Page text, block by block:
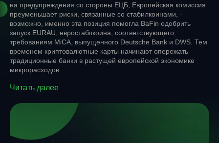
на предупреждения со стороны ЕЦБ, Европейская комиссия
преуменьшает риски, связанные со стабилкоинами, -
возможно, именно эта позиция помогла BaFin одобрить
запуск EURAU, евростаблкоина, соответствующего
требованиям MiCA, выпущенного Deutsche Bank и DWS. Тем
временем криптовалютные карты начинают опережать
традиционные банки в растущей европейской экономике
микрорасходов.
Читать далее